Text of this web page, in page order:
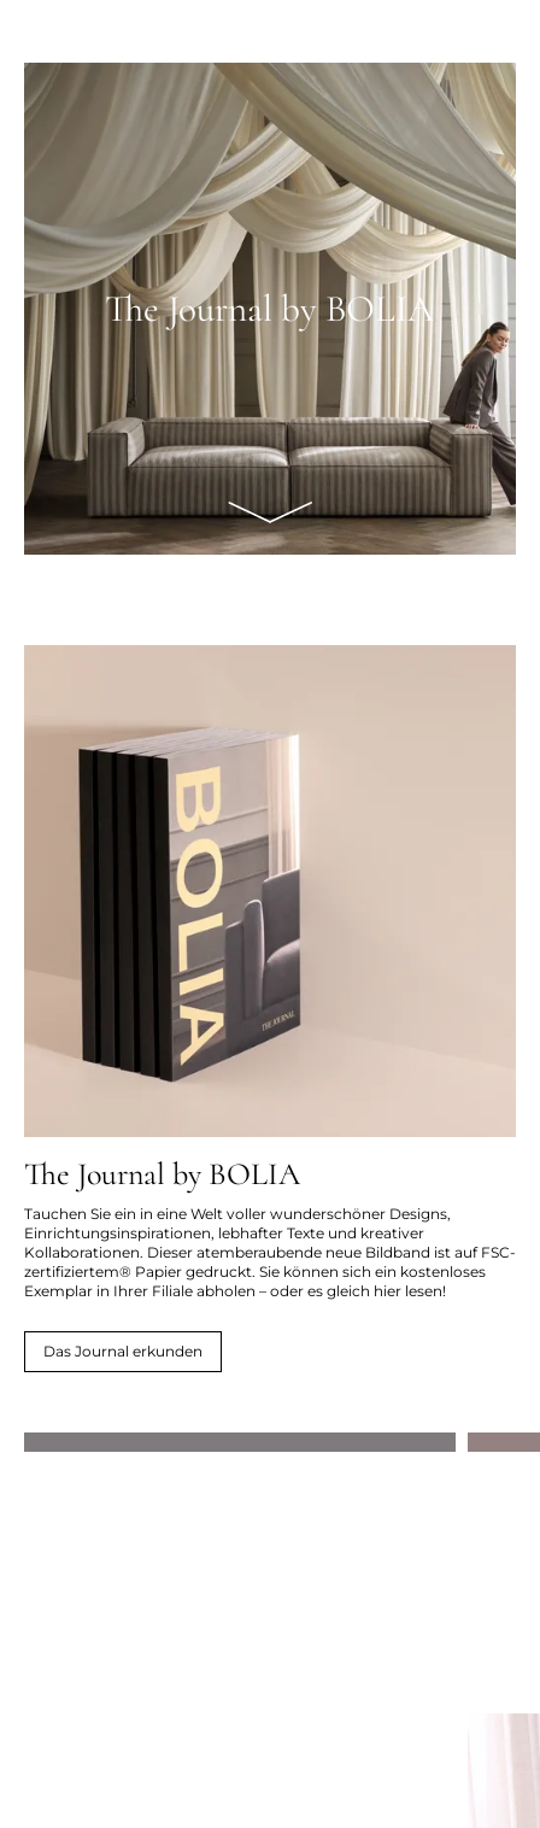
The Journal by BOLIA
The Journal by BOLIA
Tauchen Sie ein in eine Welt voller wunderschöner Designs,
Einrichtungsinspirationen, lebhafter Texte und kreativer
Kollaborationen. Dieser atemberaubende neue Bildband ist auf FSC-
zertifiziertem® Papier gedruckt. Sie können sich ein kostenloses
Exemplar in Ihrer Filiale abholen – oder es gleich hier lesen!
Das Journal erkunden